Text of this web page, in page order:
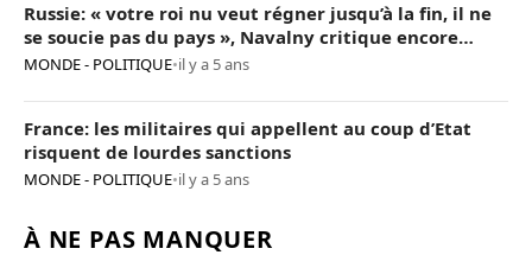
Russie: « votre roi nu veut régner jusqu’à la fin, il ne
se soucie pas du pays », Navalny critique encore
Poutine
MONDE - POLITIQUE•il y a 5 ans
France: les militaires qui appellent au coup d’Etat
risquent de lourdes sanctions
MONDE - POLITIQUE•il y a 5 ans
À NE PAS MANQUER